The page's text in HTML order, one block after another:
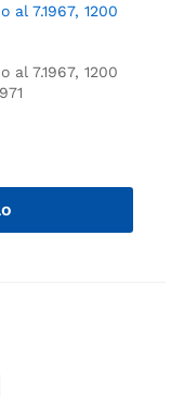
7.1967, 1200
7.1967, 1200